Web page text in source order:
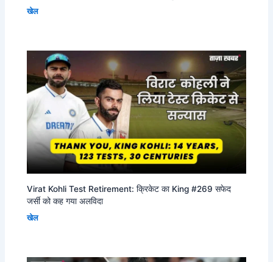
खेल
Virat Kohli Test Retirement: क्रिकेट का King #269 सफेद
जर्सी को कह गया अलविदा
खेल